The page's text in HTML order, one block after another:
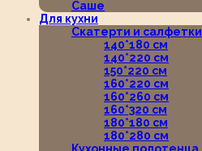
Саше
Для кухни
Скатерти и салфетки
140*180 см
140*220 см
150*220 см
160*220 см
160*260 см
160*320 см
180*180 см
180*280 см